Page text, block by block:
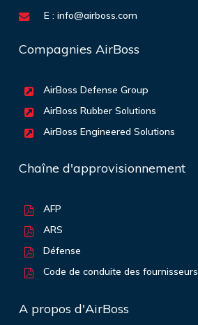
E : info@airboss.com
Compagnies AirBoss
AirBoss Defense Group
AirBoss Rubber Solutions
AirBoss Engineered Solutions
Chaîne d'approvisionnement
AFP
ARS
Défense
Code de conduite des fournisseurs
A propos d'AirBoss